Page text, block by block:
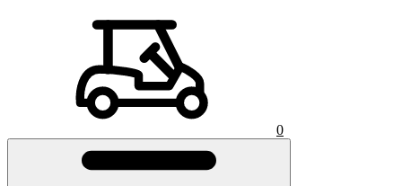
0